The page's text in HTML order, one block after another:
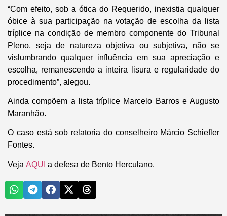
“Com efeito, sob a ótica do Requerido, inexistia qualquer
óbice à sua participação na votação de escolha da lista
tríplice na condição de membro componente do Tribunal
Pleno, seja de natureza objetiva ou subjetiva, não se
vislumbrando qualquer influência em sua apreciação e
escolha, remanescendo a inteira lisura e regularidade do
procedimento”, alegou.
Ainda compõem a lista tríplice Marcelo Barros e Augusto
Maranhão.
O caso está sob relatoria do conselheiro Márcio Schiefler
Fontes.
Veja AQUI a defesa de Bento Herculano.